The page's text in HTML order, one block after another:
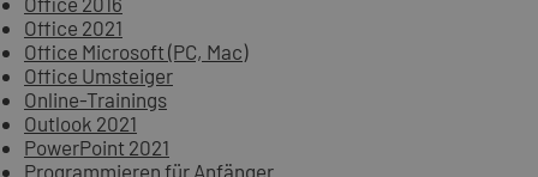
Office 2021
Office Microsoft (PC, Mac)
Office Umsteiger
Online-Trainings
Outlook 2021
PowerPoint 2021
Programmieren für Anfänger